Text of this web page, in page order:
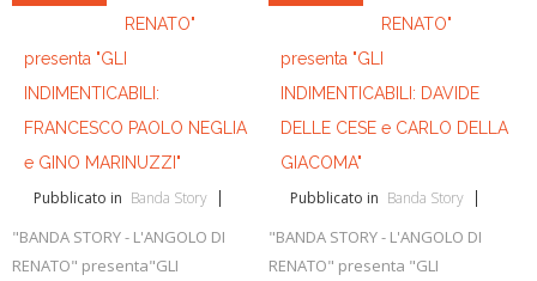
RENATO"
presenta "GLI
INDIMENTICABILI:
FRANCESCO PAOLO NEGLIA
e GINO MARINUZZI"
Pubblicato in Banda Story
"BANDA STORY - L'ANGOLO DI
RENATO" presenta"GLI
RENATO"
presenta "GLI
INDIMENTICABILI: DAVIDE
DELLE CESE e CARLO DELLA
GIACOMA"
Pubblicato in Banda Story
"BANDA STORY - L'ANGOLO DI
RENATO" presenta "GLI